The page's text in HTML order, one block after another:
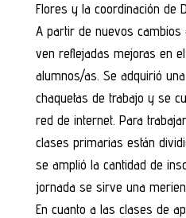
Flores y la coordinación de
A partir de nuevos
ven reflejadas mejoras en
alumnos/as. Se adquirió
chaquetas de trabajo y se
red de internet. Para
clases primarias están
se amplió la cantidad de
jornada se sirve una
En cuanto a las clases de